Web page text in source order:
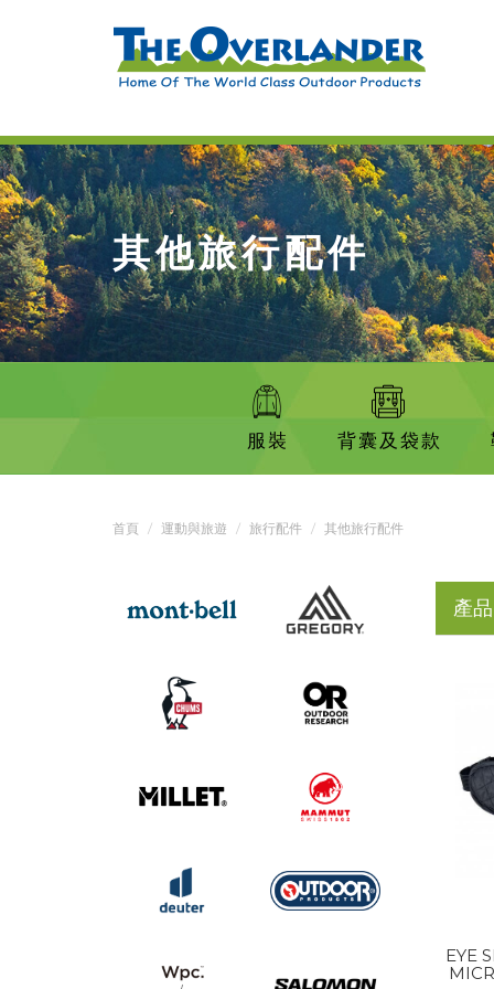
其他旅行配件
服裝 背囊及袋款
首頁 運動與旅遊 旅行配件 其他旅行配件
產品
EYE